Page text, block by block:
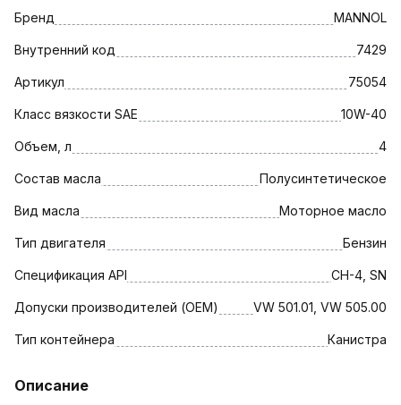
Бренд MANNOL
Внутренний код 7429
Артикул 75054
Класс вязкости SAE 10W-40
Объем, л 4
Состав масла Полусинтетическое
Вид масла Моторное масло
Тип двигателя Бензин
Спецификация API CH-4, SN
Допуски производителей (OEM) VW 501.01, VW 505.00
Тип контейнера Канистра
Описание